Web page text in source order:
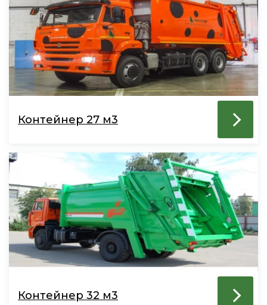
Контейнер 27 м3
Контейнер 32 м3